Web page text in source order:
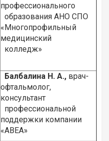
профессионального
образования АНО СПО
«Многопрофильный
медицинский
колледж»
Балбалина Н. А., врач-
офтальмолог,
консультант
профессиональной
поддержки компании
«АВЕА»